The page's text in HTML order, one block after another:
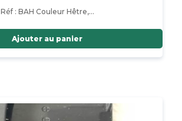
Réf : BAH Couleur Hêtre,…
Ajouter au panier